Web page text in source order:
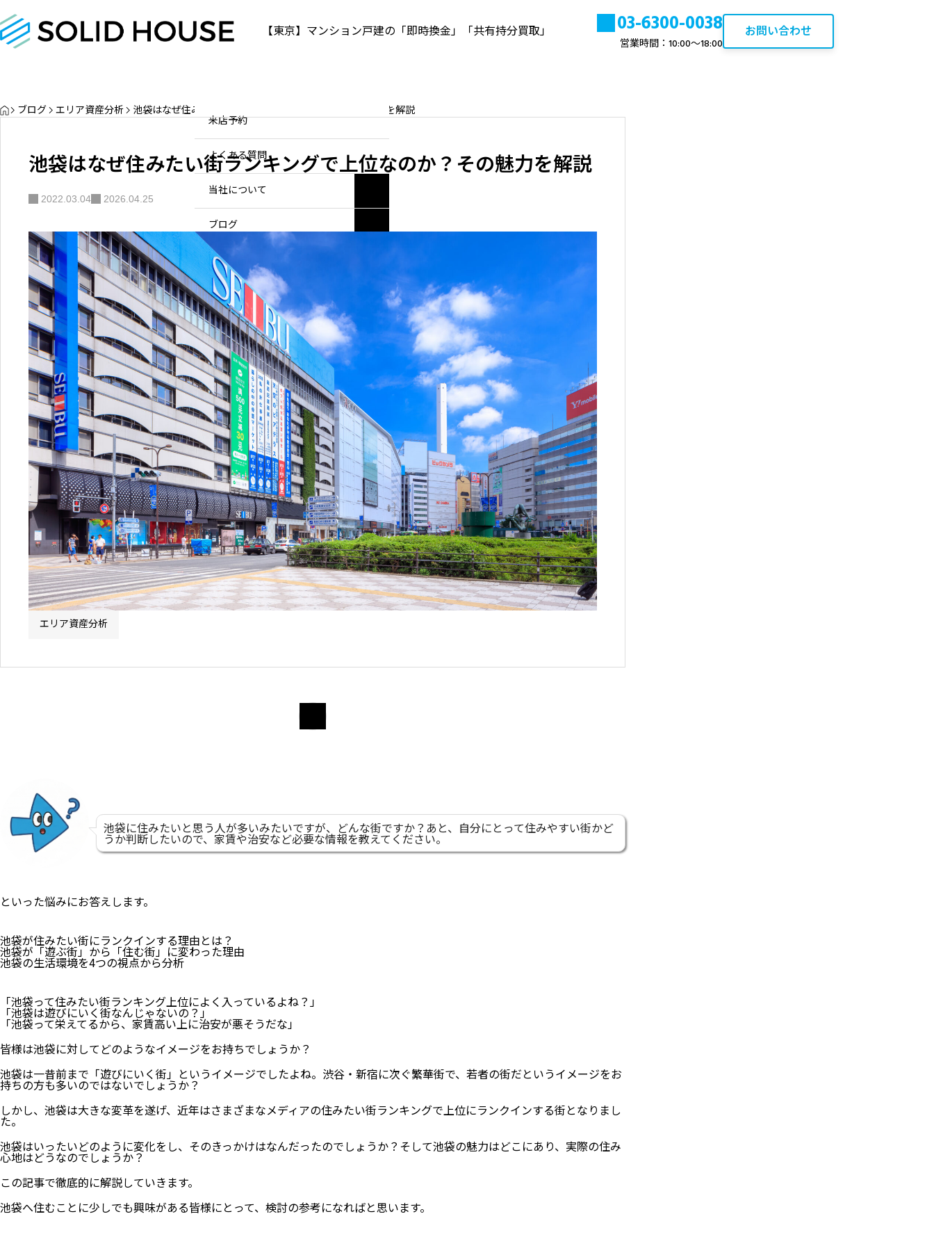
販売実績
買取実績
物件を探す
個人のお客様へ
不動産会社様へ
来店予約
よくある質問
当社について
スタッフ一覧
ブログ
サービス内容/特集記事
よくある質問
相続・税金コラム
エリア資産分析
購入・リノベガイド
不動産買取
03-
630
0-
003
8
営業時間：
10:00〜18:00
お問い合わせ
【東京】マンション戸建の「即時換金」「共有持分買取」 03-6300-0038
営業時間：10:00〜18:00
お問い合わせ
三軒茶屋の不動産資産価値と
売却・買取ポイント【2026年
最新】
新】
HOME
ブログ エリア資産分析 池袋はなぜ住みたい街ランキングで上位なのか？その魅力を解説
池袋はなぜ住みたい街ランキングで上位なのか？その魅力を解説
2022.03.04 2026.04.25
エリア資産分析
池袋に住みたいと思う人が多いみたいですが、どんな街ですか？あと、自分にとって住みやすい街かど
うか判断したいので、家賃や治安など必要な情報を教えてください。
といった悩みにお答えします。
池袋が住みたい街にランクインする理由とは？
池袋が「遊ぶ街」から「住む街」に変わった理由
池袋の生活環境を4つの視点から分析
「池袋って住みたい街ランキング上位によく入っているよね？」
「池袋は遊びにいく街なんじゃないの？」
「池袋って栄えてるから、家賃高い上に治安が悪そうだな」
皆様は池袋に対してどのようなイメージをお持ちでしょうか？
池袋は一昔前まで「遊びにいく街」というイメージでしたよね。渋谷・新宿に次ぐ繁華街で、若者の街だというイメージをお
持ちの方も多いのではないでしょうか？
しかし、池袋は大きな変革を遂げ、近年はさまざまなメディアの住みたい街ランキングで上位にランクインする街となりまし
た。
池袋はいったいどのように変化をし、そのきっかけはなんだったのでしょうか？そして池袋の魅力はどこにあり、実際の住み
心地はどうなのでしょうか？
この記事で徹底的に解説していきます。
池袋へ住むことに少しでも興味がある皆様にとって、検討の参考になればと思います。